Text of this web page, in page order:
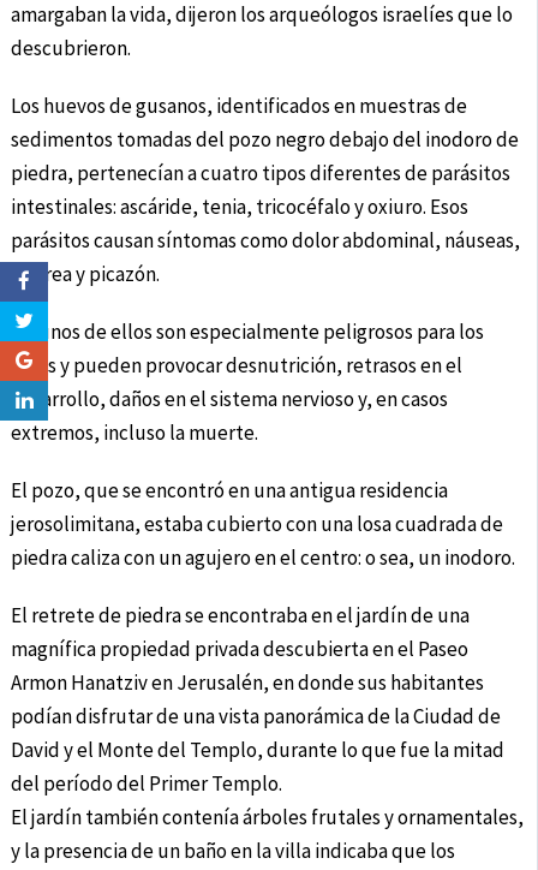
amargaban la vida, dijeron los arqueólogos israelíes que lo
descubrieron.
Los huevos de gusanos, identificados en muestras de
sedimentos tomadas del pozo negro debajo del inodoro de
piedra, pertenecían a cuatro tipos diferentes de parásitos
intestinales: ascáride, tenia, tricocéfalo y oxiuro. Esos
parásitos causan síntomas como dolor abdominal, náuseas,
diarrea y picazón.
Algunos de ellos son especialmente peligrosos para los
niños y pueden provocar desnutrición, retrasos en el
desarrollo, daños en el sistema nervioso y, en casos
extremos, incluso la muerte.
El pozo, que se encontró en una antigua residencia
jerosolimitana, estaba cubierto con una losa cuadrada de
piedra caliza con un agujero en el centro: o sea, un inodoro.
El retrete de piedra se encontraba en el jardín de una
magnífica propiedad privada descubierta en el Paseo
Armon Hanatziv en Jerusalén, en donde sus habitantes
podían disfrutar de una vista panorámica de la Ciudad de
David y el Monte del Templo, durante lo que fue la mitad
del período del Primer Templo.
El jardín también contenía árboles frutales y ornamentales,
y la presencia de un baño en la villa indicaba que los